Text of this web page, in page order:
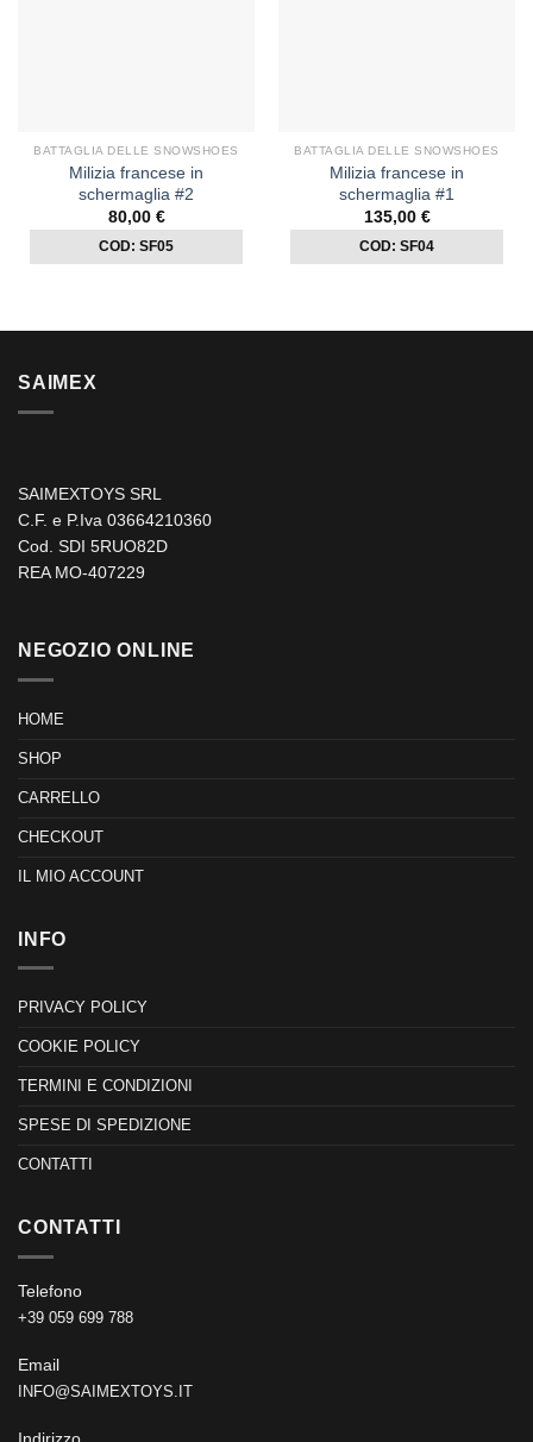
BATTAGLIA DELLE SNOWSHOES
Milizia francese in
schermaglia #2
80,00 €
COD: SF05
BATTAGLIA DELLE SNOWSHOES
Milizia francese in
schermaglia #1
135,00 €
COD: SF04
SAIMEX
SAIMEXTOYS SRL
C.F. e P.Iva 03664210360
Cod. SDI 5RUO82D
REA MO-407229
NEGOZIO ONLINE
HOME
SHOP
CARRELLO
CHECKOUT
IL MIO ACCOUNT
INFO
PRIVACY POLICY
COOKIE POLICY
TERMINI E CONDIZIONI
SPESE DI SPEDIZIONE
CONTATTI
CONTATTI
Telefono
+39 059 699 788
Email
INFO@SAIMEXTOYS.IT